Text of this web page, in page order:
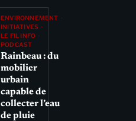
ENVIRONNEMENT
INITIATIVES
LE FIL INFO
PODCAST
Rainbeau : du
mobilier
urbain
capable de
collecter l’eau
de pluie